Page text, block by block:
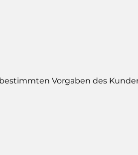
Vorgaben des